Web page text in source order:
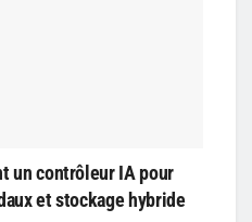
un contrôleur IA pour
et stockage hybride